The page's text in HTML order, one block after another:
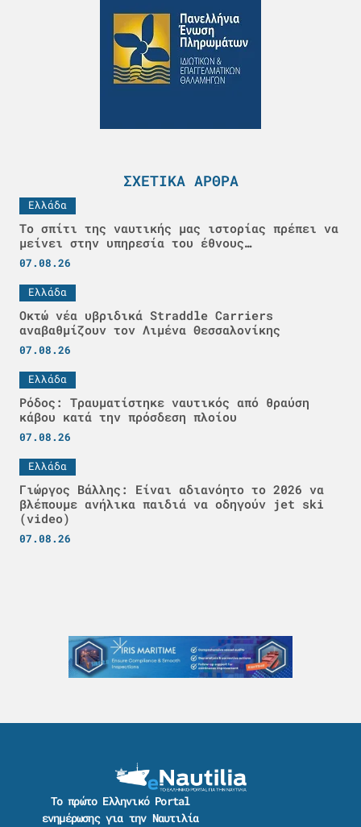
ΣΧΕΤΙΚΆ ΆΡΘΡΑ
Ελλάδα
Το σπίτι της ναυτικής μας ιστορίας πρέπει να
μείνει στην υπηρεσία του έθνους…
07.08.26
Ελλάδα
Οκτώ νέα υβριδικά Straddle Carriers
αναβαθμίζουν τον Λιμένα Θεσσαλονίκης
07.08.26
Ελλάδα
Ρόδος: Τραυματίστηκε ναυτικός από θραύση
κάβου κατά την πρόσδεση πλοίου
07.08.26
Ελλάδα
Γιώργος Βάλλης: Είναι αδιανόητο το 2026 να
βλέπουμε ανήλικα παιδιά να οδηγούν jet ski
(video)
07.08.26
Το πρώτο Ελληνικό Portal
ενημέρωσης για την Ναυτιλία